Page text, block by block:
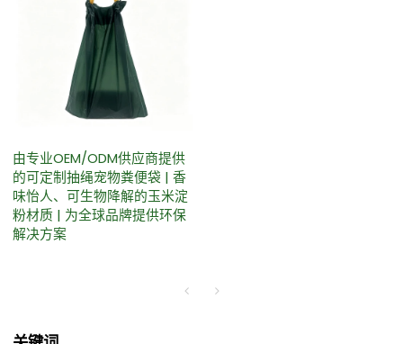
由专业OEM/ODM供应商提供
的可定制抽绳宠物粪便袋 | 香
味怡人、可生物降解的玉米淀
粉材质 | 为全球品牌提供环保
解决方案